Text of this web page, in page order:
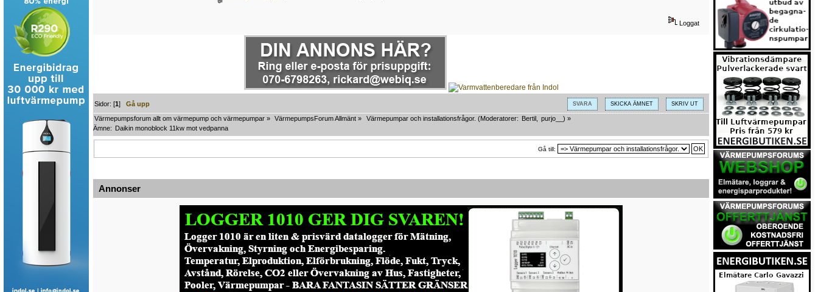
Loggat
SVARA SKICKA ÄMNET SKRIV UT
Sidor: [1]Gå upp
Värmepumpsforum allt om värmepump och värmepumpar » VärmepumpsForum Allmänt » Värmepumpar och installationsfrågor. (Moderatorer: Bertil, purjo__ ) »
Ämne: Daikin monoblock 11kw mot vedpanna
Gå till:
Annonser